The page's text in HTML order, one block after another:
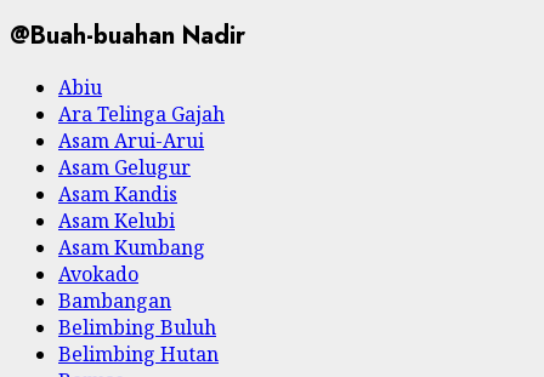
@Buah-buahan Nadir
Abiu
Ara Telinga Gajah
Asam Arui-Arui
Asam Gelugur
Asam Kandis
Asam Kelubi
Asam Kumbang
Avokado
Bambangan
Belimbing Buluh
Belimbing Hutan